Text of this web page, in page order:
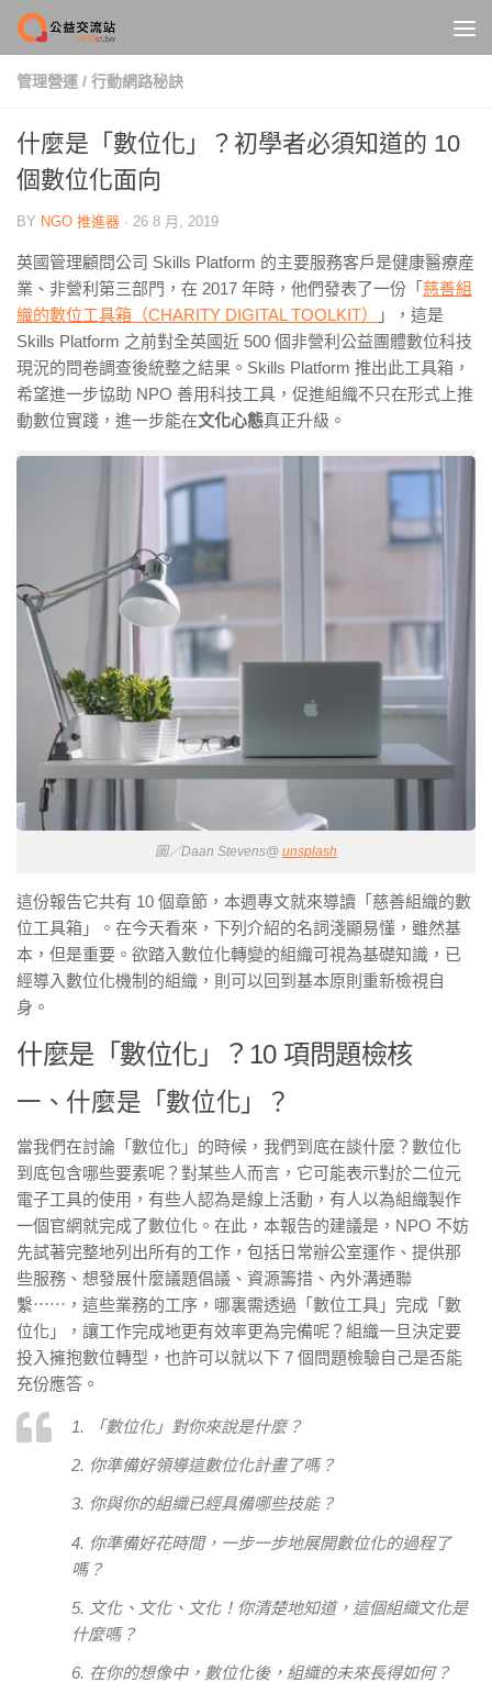
Skip to content
管理營運 / 行動網路秘訣
什麼是「數位化」？初學者必須知道的 10
個數位化面向
BY NGO 推進器 · 26 8 月, 2019
英國管理顧問公司 Skills Platform 的主要服務客戶是健康醫療産
業、非營利第三部門，在 2017 年時，他們發表了一份「 慈善組
織的數位工具箱（CHARITY DIGITAL TOOLKIT）
」，這是
Skills Platform 之前對全英國近 500 個非營利公益團體數位科技
現況的問卷調查後統整之結果。Skills Platform 推出此工具箱，
希望進一步協助 NPO 善用科技工具，促進組織不只在形式上推
動數位實踐，進一步能在文化心態真正升級。
圖／Daan Stevens@ unsplash
這份報告它共有 10 個章節，本週專文就來導讀「慈善組織的數
位工具箱」。在今天看來，下列介紹的名詞淺顯易懂，雖然基
本，但是重要。欲踏入數位化轉變的組織可視為基礎知識，已
經導入數位化機制的組織，則可以回到基本原則重新檢視自
身。
什麼是「數位化」？10 項問題檢核
一、什麼是「數位化」？
當我們在討論「數位化」的時候，我們到底在談什麼？數位化
到底包含哪些要素呢？對某些人而言，它可能表示對於二位元
電子工具的使用，有些人認為是線上活動，有人以為組織製作
一個官網就完成了數位化。在此，本報告的建議是，NPO 不妨
先試著完整地列出所有的工作，包括日常辦公室運作、提供那
些服務、想發展什麼議題倡議、資源籌措、內外溝通聯
繫⋯⋯，這些業務的工序，哪裏需透過「數位工具」完成「數
位化」，讓工作完成地更有效率更為完備呢？組織一旦決定要
投入擁抱數位轉型，也許可以就以下 7 個問題檢驗自己是否能
充份應答。
1. 「數位化」對你來說是什麼？
2. 你準備好領導這數位化計畫了嗎？
3. 你與你的組織已經具備哪些技能？
4. 你準備好花時間，一步一步地展開數位化的過程了
嗎？
5. 文化、文化、文化！你清楚地知道，這個組織文化是
什麼嗎？
6. 在你的想像中，數位化後，組織的未來長得如何？